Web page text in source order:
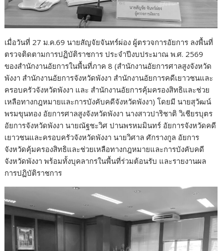
เมื่อวันที่ 27 ม.ค.69 นายสัญจัยจันทร์ผ่อง ผู้ตรวจการอัยการ ลงพื้นที่
ตรวจติดตามการปฏิบัติราชการ ประจำปีงบประมาณ พ.ศ. 2569
ของสำนักงานอัยการในพื้นที่ภาค 8 (สำนักงานอัยการศาลสูงจังหวัด
พังงา สำนักงานอัยการจังหวัดพังงา สำนักงานอัยการคดีเยาวชนและ
ครอบครัวจังหวัดพังงา และ สำนักงานอัยการคุ้มครองสิทธิและช่วย
เหลือทางกฎหมายและการบังคับคดีจังหวัดพังงา) โดยมี นายสุวัฒน์
พรมขุนทอง อัยการศาลสูงจังหวัดพังงา นางสาวปาริชาติ วิเชียรบุตร
อัยการจังหวัดพังงา นายณัฐชะวิศ ปานพรหมมินทร์ อัยการจังหวัดคดี
เยาวชนและครอบครัวจังหวัดพังงา นายวิศาล ศักรางกูล อัยการ
จังหวัดคุ้มครองสิทธิและช่วยเหลือทางกฎหมายและการบังคับคดี
จังหวัดพังงา พร้อมทั้งบุคลากรในพื้นที่ร่วมต้อนรับ และรายงานผล
การปฏิบัติราชการ